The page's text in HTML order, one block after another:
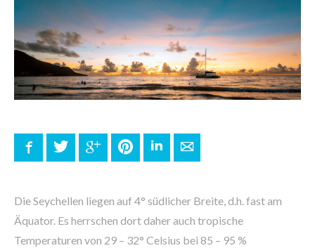
FacebookTwitter Google+ PinterestLinkedInE-mail
Die Seychellen liegen auf 4° südlicher Breite, d.h. fast am
Äquator. Es herrschen dort daher auch tropische
Temperaturen von 29 – 32° Celsius bei 85 – 95 %